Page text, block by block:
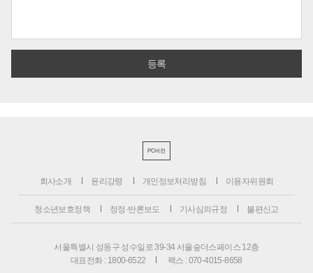
PC버전
회사소개 윤리강령 개인정보처리방침 이용자위원회
청소년보호정책 정정·반론보도 기사심의규정 불편신고
서울특별시 성동구 성수일로 39-34 서울숲더스페이스 12층
대표전화 : 1800-6522
팩스 : 070-4015-8658